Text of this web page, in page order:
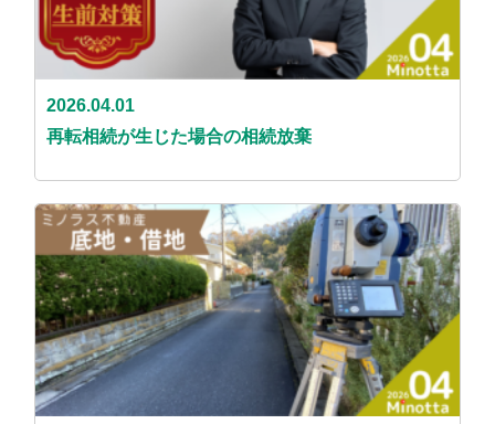
2026.04.01
再転相続が生じた場合の相続放棄